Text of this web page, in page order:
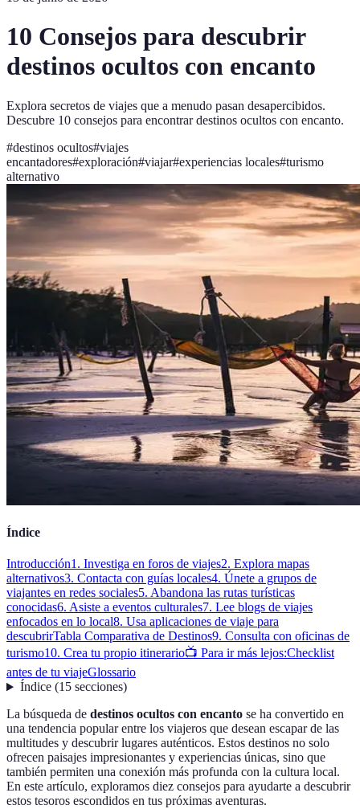
10 Consejos para descubrir
destinos ocultos con encanto
Explora secretos de viajes que a menudo pasan desapercibidos.
Descubre 10 consejos para encontrar destinos ocultos con encanto.
#destinos ocultos#viajes
encantadores#exploración#viajar#experiencias locales#turismo
alternativo
Índice
Introducción1. Investiga en foros de viajes2. Explora mapas
alternativos3. Contacta con guías locales4. Únete a grupos de
viajantes en redes sociales5. Abandona las rutas turísticas
conocidas6. Asiste a eventos culturales7. Lee blogs de viajes
enfocados en lo local8. Usa aplicaciones de viaje para
descubrirTabla Comparativa de Destinos9. Consulta con oficinas de
turismo10. Crea tu propio itinerario📺 Para ir más lejos:Checklist
antes de tu viajeGlossario
Índice(15 secciones)
La búsqueda de destinos ocultos con encanto se ha convertido en
una tendencia popular entre los viajeros que desean escapar de las
multitudes y descubrir lugares auténticos. Estos destinos no solo
ofrecen paisajes impresionantes y experiencias únicas, sino que
también permiten una conexión más profunda con la cultura local.
En este artículo, exploramos diez consejos para ayudarte a descubrir
estos tesoros escondidos en tus próximas aventuras.